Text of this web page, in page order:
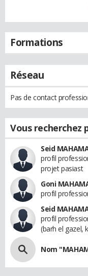
Formations
Réseau
Pas de contact
Vous recherchez
Seid
profil
projet pasiast
Goni
profil
Seid
profil
(barh el gazel,
Nom